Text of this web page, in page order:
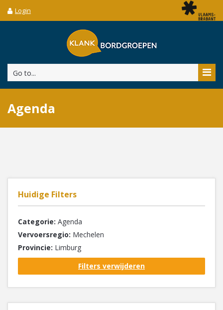
Login
Go to...
Agenda
Huidige Filters
Categorie: Agenda
Vervoersregio: Mechelen
Provincie: Limburg
Filters verwijderen